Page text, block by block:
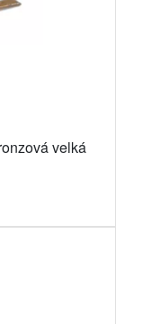
velká